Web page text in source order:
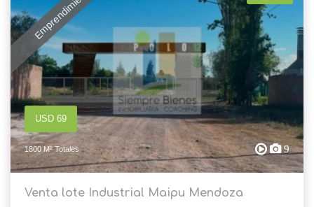
Emprendimiento
USD 69
1800 M² Totales 9
Venta lote Industrial Maipu Mendoza